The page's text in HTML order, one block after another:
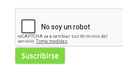
Suscribirse